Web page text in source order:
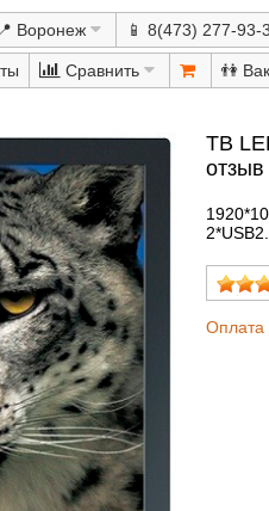
📍 Воронеж 📱 8(473) 277-93-
Сравнить 👫
ТВ
отзыв
Оплата